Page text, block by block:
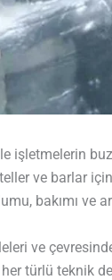
ve barlar
bakımı ve
ve
türlü teknik